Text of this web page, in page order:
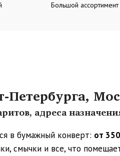
Большой ассортимент
адреса
в бумажный конверт: от
смычки и все, что